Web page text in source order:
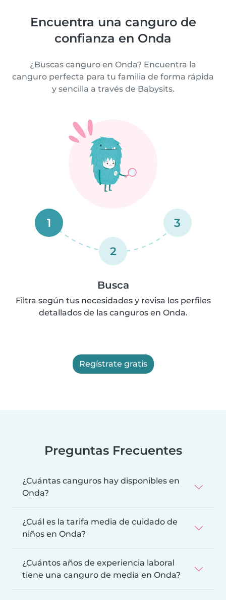
Encuentra una canguro de
confianza en Onda
¿Buscas canguro en Onda? Encuentra la
canguro perfecta para tu familia de forma rápida
y sencilla a través de Babysits.
1
2
3
Busca
Filtra según tus necesidades y revisa los perfiles
detallados de las canguros en Onda.
Regístrate gratis
Preguntas Frecuentes
¿Cuántas canguros hay disponibles en
Onda?
¿Cuál es la tarifa media de cuidado de
niños en Onda?
¿Cuántos años de experiencia laboral
tiene una canguro de media en Onda?